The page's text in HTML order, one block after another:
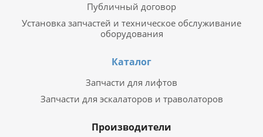
Публичный договор
Установка запчастей и техническое обслуживание
оборудования
Каталог
Запчасти для лифтов
Запчасти для эскалаторов и траволаторов
Производители